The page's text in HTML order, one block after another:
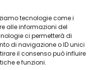
tecnologie come i
alle informazioni del
ci permetterà di
di navigazione o ID unici
il consenso può influire
e funzioni.
Urbana
Urbana